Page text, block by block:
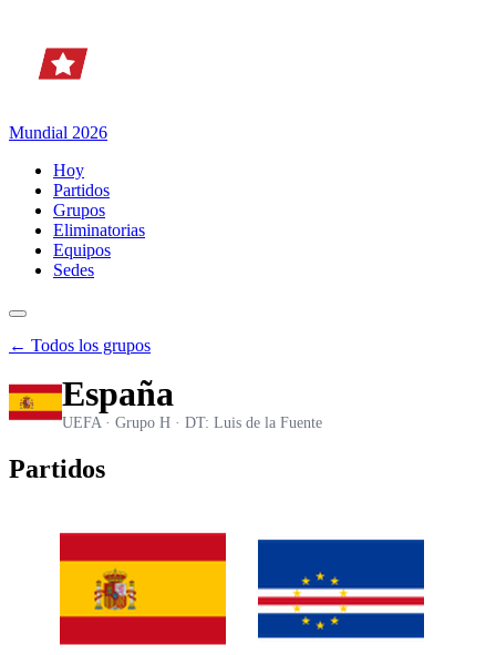
Mundial 2026
Hoy
Partidos
Grupos
Eliminatorias
Equipos
Sedes
← Todos los grupos
España
UEFA · Grupo H · DT: Luis de la Fuente
Partidos